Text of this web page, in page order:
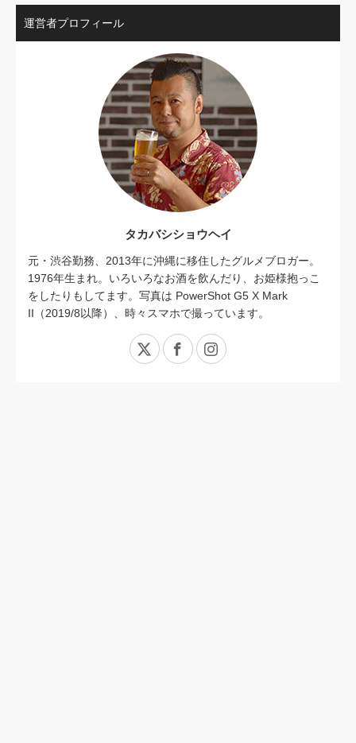
運営者プロフィール
タカバシショウヘイ
元・渋谷勤務、2013年に沖縄に移住したグルメブロガー。
1976年生まれ。いろいろなお酒を飲んだり、お姫様抱っこ
をしたりもしてます。写真は PowerShot G5 X Mark
II（2019/8以降）、時々スマホで撮っています。
X FacebookInstagram